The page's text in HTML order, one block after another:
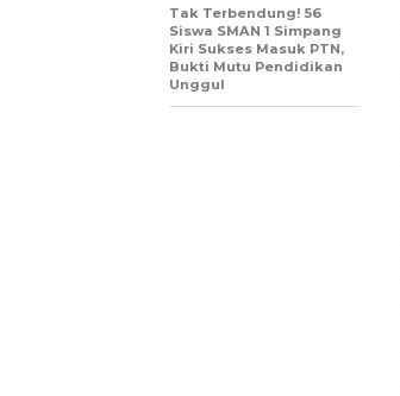
Tak Terbendung! 56
Siswa SMAN 1 Simpang
Kiri Sukses Masuk PTN,
Bukti Mutu Pendidikan
Unggul